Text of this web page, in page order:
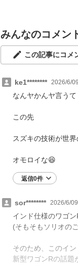
みんなのコメン
この記事にコメ
ke1******** 2026/6/
なんヤかんヤ言うて
この先
スズキの技術が世
オモロイな😆
返信0件
sor******** 2026/6/
インド仕様のワゴン
(そもそもソリオの
そのため、このイ
新型ワゴンRの話題